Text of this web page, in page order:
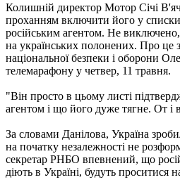
Колишній директор Мотор Січі
проханням включити його у
російським агентом. Не
на українських полонених. Про це
національної безпеки і оборони
телемарафону у четвер, 11 травня.
"Він просто в цьому листі
агентом і що його дуже тягне. От і
За словами Данілова, Україна
на початку незалежності не
секретар РНБО впевнений, що
діють в Україні, будуть проситися